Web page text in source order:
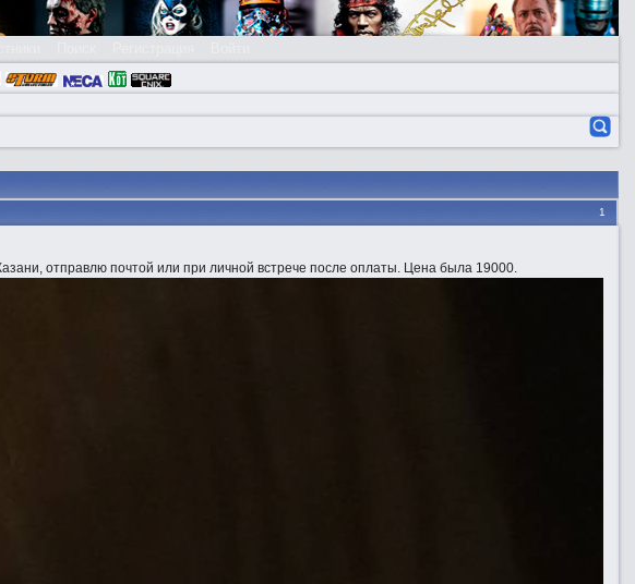
1
отправлю почтой или при личной встрече после оплаты. Цена была 19000.